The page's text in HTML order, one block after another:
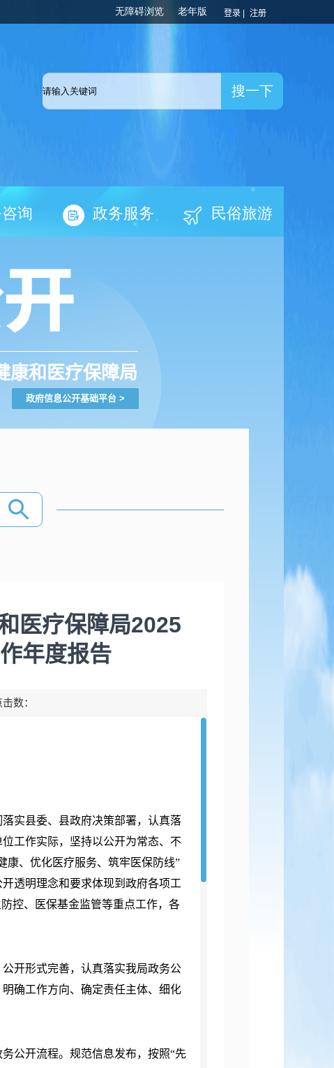
登录 | 注册
康和医疗保障局
政府信息公开基础平台 >
医疗保障局2025
年度报告
数：
实县委、县政府决策部署，认真落
工作实际，坚持以公开为常态、不
康、优化医疗服务、筑牢医保防线”
透明理念和要求体现到政府各项工
控、医保基金监管等重点工作，各
开形式完善，认真落实我局政务公
确工作方向、确定责任主体、细化
公开流程。规范信息发布，按照“先